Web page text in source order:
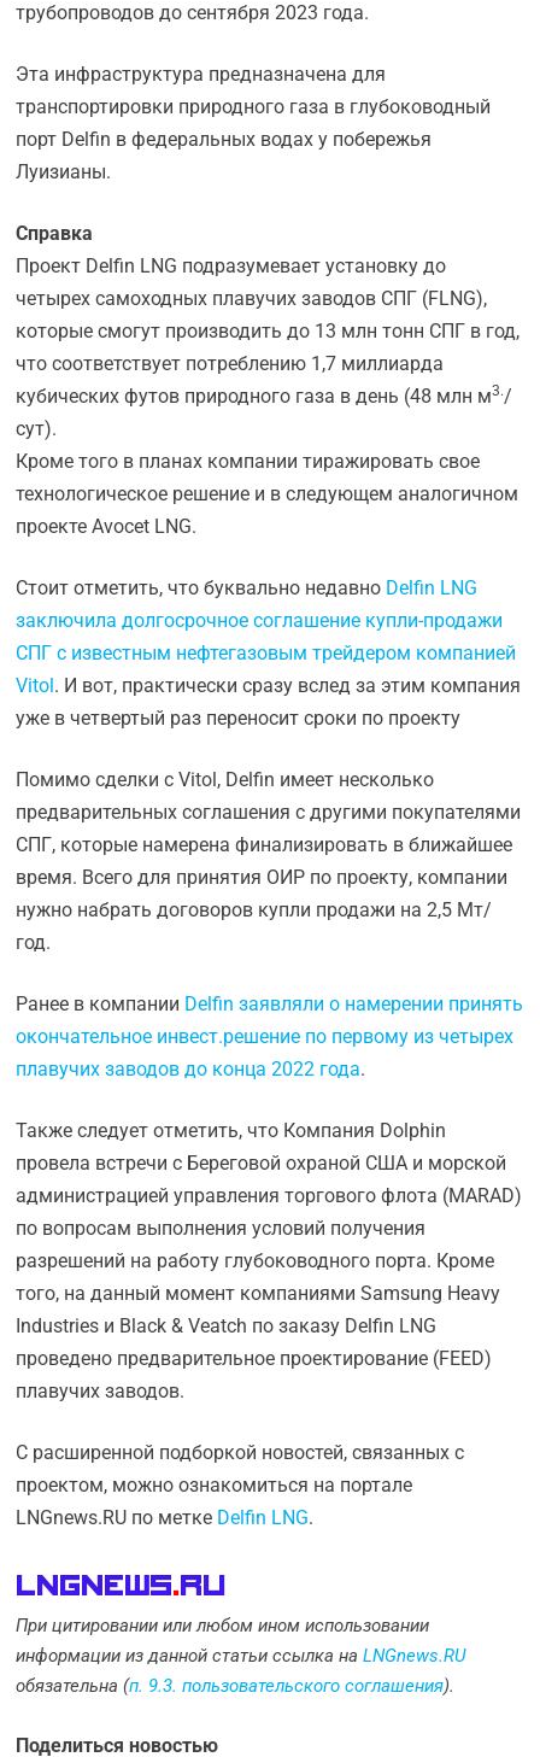
трубопроводов до сентября 2023 года.
Эта инфраструктура предназначена для
транспортировки природного газа в глубоководный
порт Delfin в федеральных водах у побережья
Луизианы.
Справка
Проект Delfin LNG подразумевает установку до
четырех самоходных плавучих заводов СПГ (FLNG),
которые смогут производить до 13 млн тонн СПГ в год,
что соответствует потреблению 1,7 миллиарда
кубических футов природного газа в день (48 млн м3./
сут).
Кроме того в планах компании тиражировать свое
технологическое решение и в следующем аналогичном
проекте Avocet LNG.
Стоит отметить, что буквально недавно Delfin LNG
заключила долгосрочное соглашение купли-продажи
СПГ с известным нефтегазовым трейдером компанией
Vitol. И вот, практически сразу вслед за этим компания
уже в четвертый раз переносит сроки по проекту
Помимо сделки с Vitol, Delfin имеет несколько
предварительных соглашения с другими покупателями
СПГ, которые намерена финализировать в ближайшее
время. Всего для принятия ОИР по проекту, компании
нужно набрать договоров купли продажи на 2,5 Мт/
год.
Ранее в компании Delfin заявляли о намерении принять
окончательное инвест.решение по первому из четырех
плавучих заводов до конца 2022 года.
Также следует отметить, что Компания Dolphin
провела встречи с Береговой охраной США и морской
администрацией управления торгового флота (MARAD)
по вопросам выполнения условий получения
разрешений на работу глубоководного порта. Кроме
того, на данный момент компаниями Samsung Heavy
Industries и Black & Veatch по заказу Delfin LNG
проведено предварительное проектирование (FEED)
плавучих заводов.
С расширенной подборкой новостей, связанных с
проектом, можно ознакомиться на портале
LNGnews.RU по метке Delfin LNG.
LNGnews. Ru
При цитировании или любом ином использовании
информации из данной статьи ссылка наLNGnews.RU
обязательна (п. 9.3. пользовательского соглашения).
Поделиться новостью